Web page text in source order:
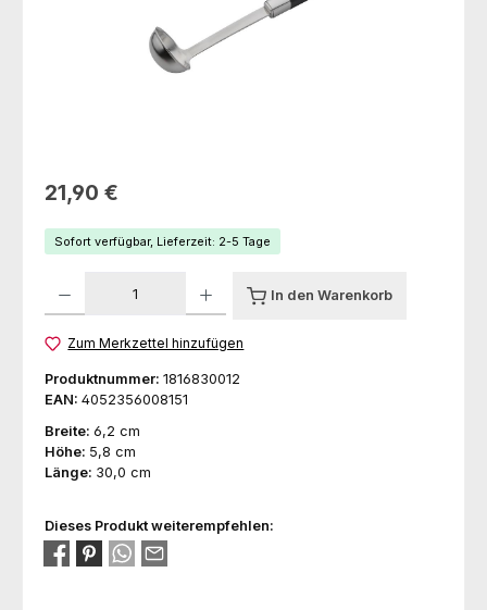
Regulärer Preis:
21,90 €
Sofort verfügbar, Lieferzeit: 2-5 Tage
In den Warenkorb
Zum Merkzettel hinzufügen
Produktnummer: 1816830012
EAN: 4052356008151
Breite: 6,2 cm
Höhe: 5,8 cm
Länge: 30,0 cm
Dieses Produkt weiterempfehlen: